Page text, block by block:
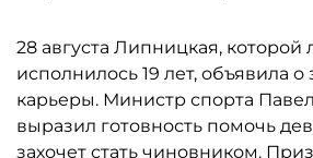
28 августа Липницкая, которой
исполнилось 19 лет, объявила
карьеры. Министр спорта
выразил готовность помочь
захочет стать чиновником.